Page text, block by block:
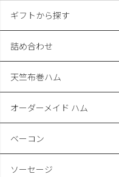
ギフトから探す
詰め合わせ
天竺布巻ハム
オーダーメイド ハム
ベーコン
ソーセージ